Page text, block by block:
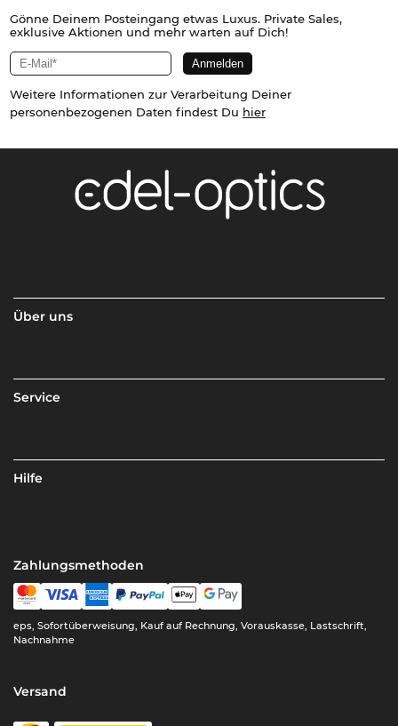
Gönne Deinem Posteingang etwas Luxus. Private Sales,
exklusive Aktionen und mehr warten auf Dich!
Weitere Informationen zur Verarbeitung Deiner
personenbezogenen Daten findest Du hier
Über uns
Service
Hilfe
Zahlungsmethoden
eps, Sofortüberweisung, Kauf auf Rechnung, Vorauskasse, Lastschrift,
Nachnahme
Versand